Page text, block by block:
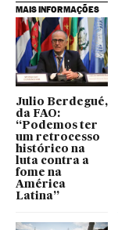
MAIS INFORMAÇÕES
Julio Berdegué,
da FAO:
“Podemos ter
um retrocesso
histórico na
luta contra a
fome na
América
Latina”